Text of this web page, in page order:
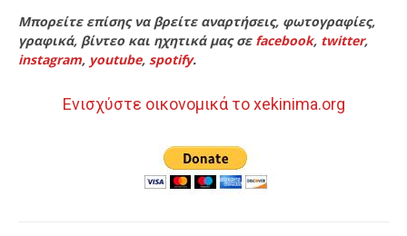
Μπορείτε επίσης να βρείτε αναρτήσεις, φωτογραφίες,
γραφικά, βίντεο και ηχητικά μας σε facebook, twitter,
instagram, youtube, spotify.
Ενισχύστε οικονομικά το xekinima.org